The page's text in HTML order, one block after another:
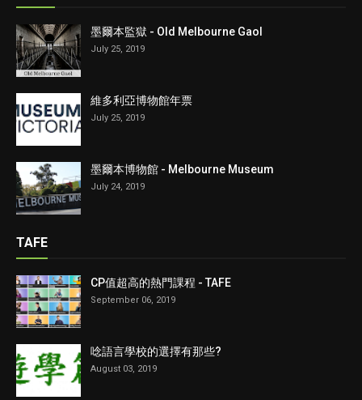
墨爾本監獄 - Old Melbourne Gaol
July 25, 2019
維多利亞博物館年票
July 25, 2019
墨爾本博物館 - Melbourne Museum
July 24, 2019
TAFE
CP值超高的熱門課程 - TAFE
September 06, 2019
唸語言學校的選擇有那些?
August 03, 2019